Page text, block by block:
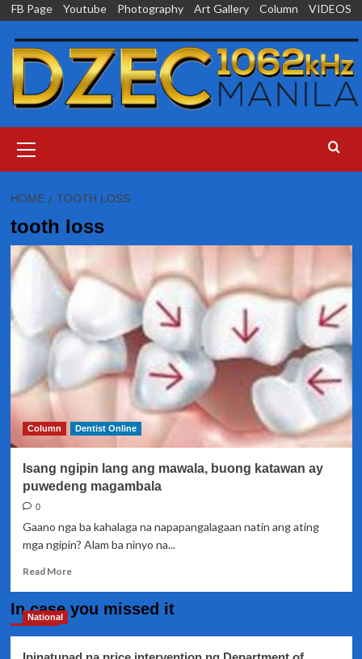
Skip
content
FB Page Youtube Photography Art Gallery Column VIDEOS
Menu
HOME TOOTH LOSS
tooth loss
Column Dentist Online
Isang ngipin lang ang mawala, buong katawan ay
puwedeng magambala
0
Gaano nga ba kahalaga na napapangalagaan natin ang ating
mga ngipin? Alam ba ninyo na...
Read MoreRead
Isang
In case you missed it
National